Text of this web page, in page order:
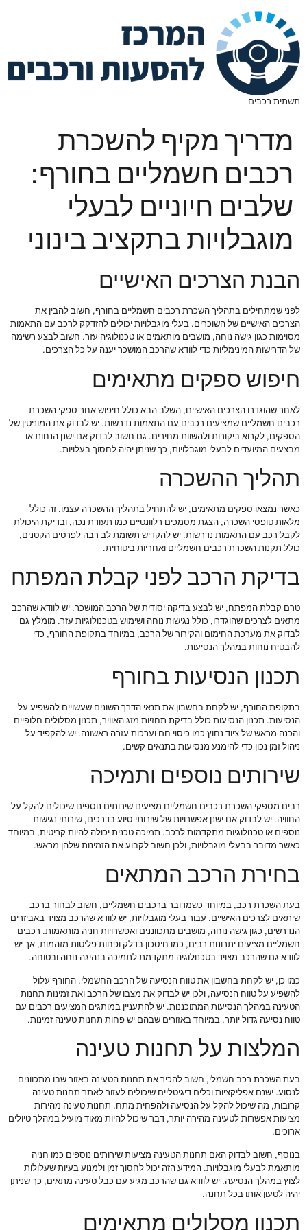
תשתית רכבים
מדריך מקיף להשכרת
רכבים חשמליים בחורף:
שלבים חיוניים לבעלי
מוגבלויות בתקציב בינוני
הבנת הצרכים האישיים
לפני שמתחילים בתהליך השכרת רכבים חשמליים בחורף, חשוב להבין את
הצרכים האישיים של השוכרים. בעלי מוגבלויות יכולים להזדקק לרכב עם התאמות
מסוימות כגון גישה נוחה, מושבים מותאמים או טכנולוגיה עזר. חשוב לבצע רשימה
של הדרישות המינימליות כדי לוודא שהרכב המושכר יענה על כל הצרכים.
חיפוש ספקים מתאימים
לאחר שהוגדרו הצרכים האישיים, השלב הבא כולל חיפוש אחר ספקי השכרת
רכבים חשמליים שמציעים רכבים עם התאמות נדרשות. יש לבדוק את המוניטין של
הספקים, לקרוא ביקורות ולהשוות מחירים. גם חשוב לבדוק אם ישנן הנחות או
מבצעים המיועדים לבעלי מוגבלויות, כך שניתן יהיה לחסוך בעלויות.
תהליך ההשכרה
כאשר נמצאו ספקים מתאימים, יש להתחיל בתהליך ההשכרה עצמו. זה כולל
מלאות טופסי השכרה, הצגת מסמכים רלוונטיים כמו תעודת נכה, ובדיקת היכולת
לקבל רכב עם התאמות נדרשות. יש להקדיש תשומת לב רבה לפרטים הקטנים,
כולל תקנות השכרת רכבים חשמליים ואחריות ביטוחית.
בדיקת הרכב לפני קבלת המפתח
טרם קבלת המפתח, יש לבצע בדיקה יסודית של הרכב המושכר. יש לוודא שהרכב
מתאים לצרכים שהוגדרו, כולל נגישות נוחה ושימוש בטכנולוגיות עזר. מומלץ גם
לבדוק את מערכת החימום והקירור של הרכב, במיוחד בתקופת החורף, כדי
להבטיח נוחות במהלך הנסיעות.
תכנון הנסיעות בחורף
בתקופת החורף, יש לקחת בחשבון את תנאי הדרך השונים שעשויים להשפיע על
הנסיעות. תכנון הנסיעות כולל בדיקת תחזיות מזג האוויר, תכנון מסלולים חלופיים
והכנה מראש של ציוד נחוץ כמו כיסוי חם וערכות עזרה ראשונה. יש להקפיד על
ניהול זמן נכון כדי להימנע מנסיעות בתנאים קשים.
שירותים נוספים ותמיכה
רבים מספקי השכרת רכבים חשמליים מציעים שירותים נוספים שיכולים להקל על
החוויה. יש לבדוק אם ישנן אפשרויות של שירותי סיוע בדרכים, שירותי נגישות
נוספים או טכנולוגיות מתקדמות לרכב. תמיכה טכנית יכולה להיות קריטית, במיוחד
כאשר מדובר בבעלי מוגבלויות, ולכן חשוב לקבוע את הזמינות שלהן מראש.
בחירת הרכב המתאים
בעת השכרת רכב, במיוחד כשמדובר ברכבים חשמליים, חשוב לבחור ברכב
שיתאים לצרכים האישיים. עבור בעלי מוגבלויות, יש לוודא שהרכב מצויד באביזרים
הנדרשים, כגון גישה נוחה, מושבים מתכווננים ואפשרויות חניה מותאמות. רכבים
חשמליים מציעים יתרונות רבים, כמו חיסכון בדלק ופחות פליטות מזהמות, אך יש
לוודא גם שהרכב מצויד בטכנולוגיה מתקדמת לתמיכה בנהיגה נוחה ובטוחה.
כמו כן, יש לקחת בחשבון את טווח הנסיעה של הרכב החשמלי. החורף עלול
להשפיע על טווח הנסיעה, ולכן יש לבדוק את מצבו של הרכב ואת זמינות תחנות
הטעינה במהלך הנסיעות המתוכננות. יש להתעניין במותגים המציעים רכבים עם
טווח נסיעה גדול יותר, במיוחד באזורים שבהם יש פחות תחנות טעינה זמינות.
המלצות על תחנות טעינה
בעת השכרת רכב חשמלי, חשוב להכיר את תחנות הטעינה באזור שבו מתכוונים
לנסוע. ישנם אפליקציות וכלים דיגיטליים שיכולים לעזור לאתר תחנות טעינה
קרובות, מה שיכול להקל על הנסיעה ולהפחית מתח. תחנות טעינה מהירות
מציעות אפשרות לטעינה מהירה יותר, דבר שיכול להיות מאוד מועיל במהלך טיולים
ארוכים.
בנוסף, חשוב לבדוק האם תחנות הטעינה מציעות שירותים נוספים כמו חניה
מותאמת לבעלי מוגבלויות. המידע הזה יכול לחסוך זמן ולמנוע בעיות שעלולות
לצוץ במהלך הנסיעה. יש לוודא גם שהרכב מגיע עם כבל טעינה מתאים, כך שניתן
יהיה לטעון אותו בכל תחנה.
תכנון מסלולים מתאימים